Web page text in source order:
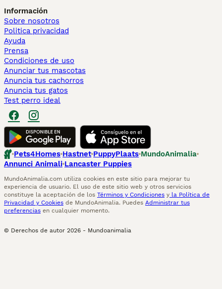
Información
Sobre nosotros
Politica privacidad
Ayuda
Prensa
Condiciones de uso
Anunciar tus mascotas
Anuncia tus cachorros
Anuncia tus gatos
Test perro ideal
Pets4Homes Hastnet PuppyPlaats MundoAnimalia
Annunci Animali Lancaster Puppies
MundoAnimalia.com utiliza cookies en este sitio para mejorar tu
experiencia de usuario. El uso de este sitio web y otros servicios
constituye la aceptación de los Términos y Condiciones y la Política de
Privacidad y Cookies de MundoAnimalia. Puedes Administrar tus
preferencias en cualquier momento.
© Derechos de autor 2026 - Mundoanimalia